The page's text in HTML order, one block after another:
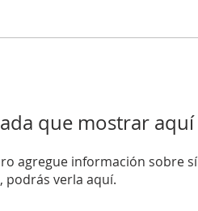
que mostrar aquí
agregue información sobre sí
podrás verla aquí.